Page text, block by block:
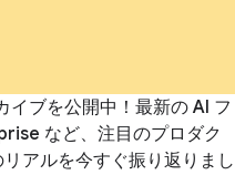
イブを公開中！最新の AI フ
など、注目のプロダク
アルを今すぐ振り返りまし